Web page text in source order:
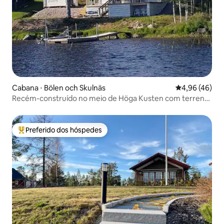
Cabana ⋅ Bölen och Skulnäs 4,96 de uma
4,96 (46)
Recém-construído no meio de Höga Kusten com terreno
Entre os melhores preferidos dos hóspedes
Preferido dos hóspedes